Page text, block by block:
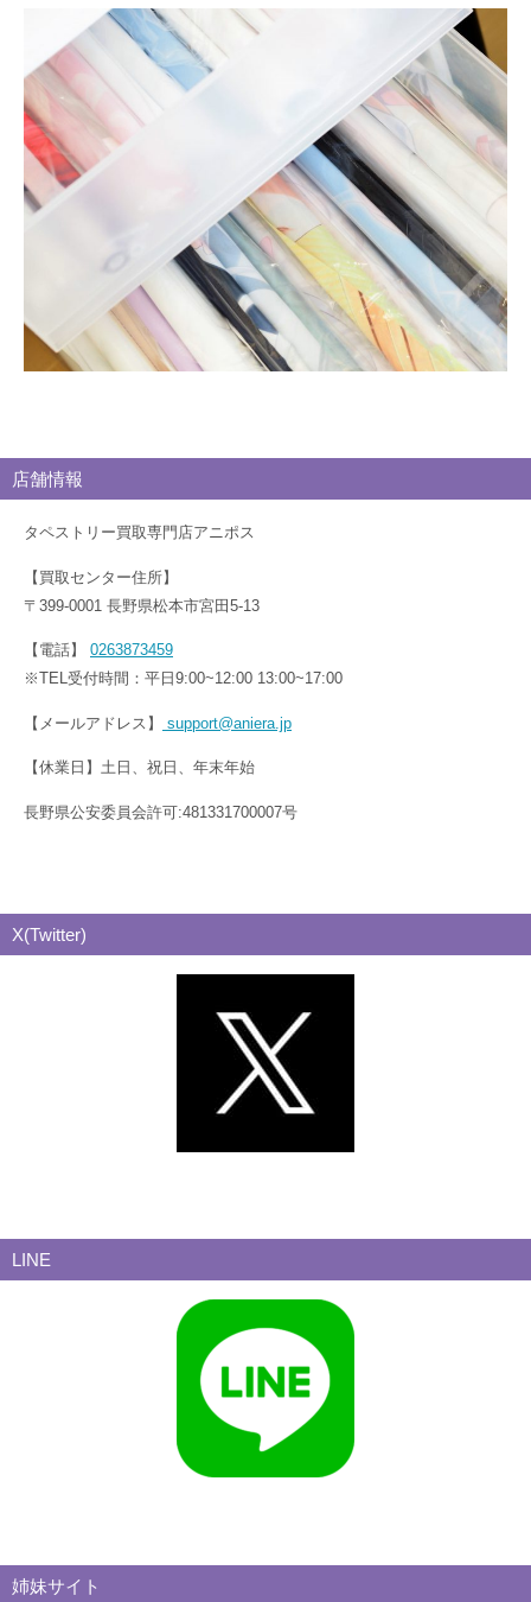
ロ
グ
店舗情報
タペストリー買取専門店アニポス
【買取センター住所】
〒399-0001 長野県松本市宮田5-13
【電話】 0263873459
※TEL受付時間：平日9:00~12:00 13:00~17:00
【メールアドレス】 support@aniera.jp
【休業日】土日、祝日、年末年始
長野県公安委員会許可:481331700007号
X(Twitter)
LINE
姉妹サイト